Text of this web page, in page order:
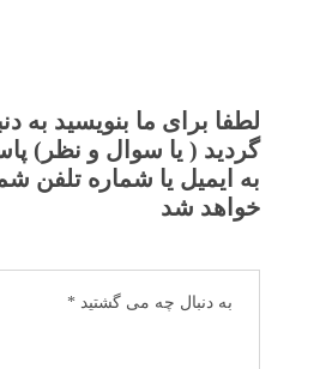
لطفا برای ما بنویسید به
گردید ( یا سوال و نظر)
به ایمیل یا شماره تلفن
خواهد شد